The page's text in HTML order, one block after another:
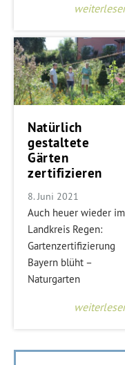
Natürlich
gestaltete
Gärten
zertifizieren
8. Juni 2021
Auch heuer wieder im
Landkreis Regen:
Gartenzertifizierung
Bayern blüht –
Naturgarten